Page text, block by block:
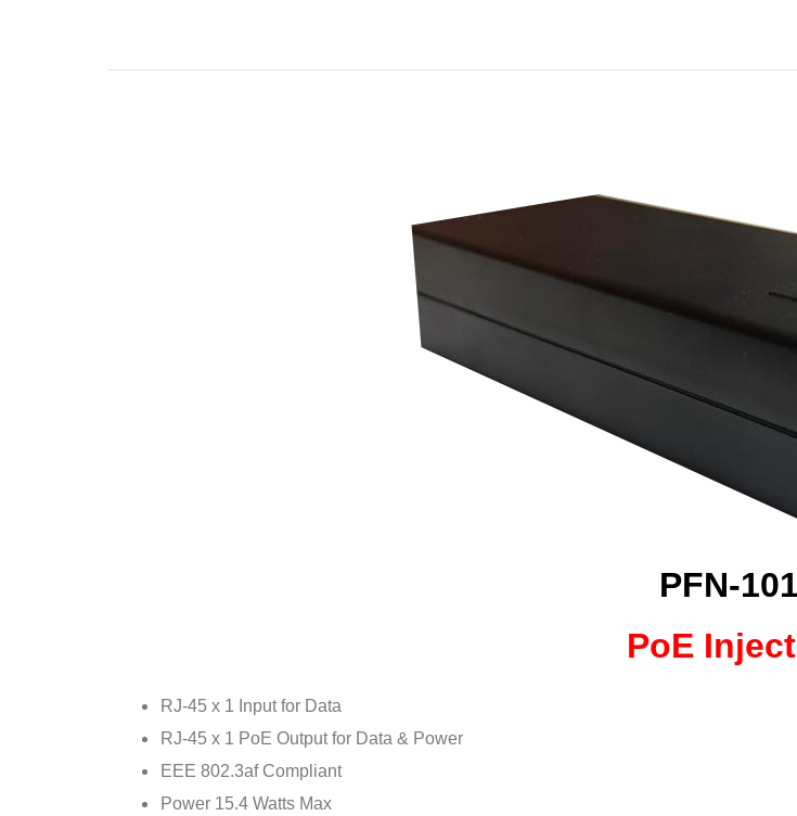
PFN-101
PoE
RJ-45 x 1 Input for Data
RJ-45 x 1 PoE Output for Data & Power
EEE 802.3af Compliant
Power 15.4 Watts Max